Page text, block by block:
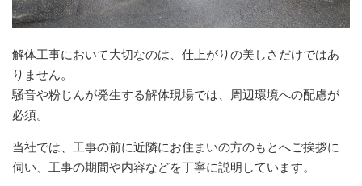
解体工事において大切なのは、仕上がりの美しさだけではあ
りません。
騒音や粉じんが発生する解体現場では、周辺環境への配慮が
必須。
当社では、工事の前に近隣にお住まいの方のもとへご挨拶に
伺い、工事の期間や内容などを丁寧に説明しています。